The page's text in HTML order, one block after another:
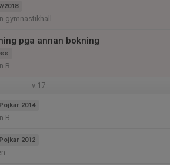
2018
gymnastikhall
pga annan bokning
B
v.17
Pojkar 2014
B
Pojkar 2012